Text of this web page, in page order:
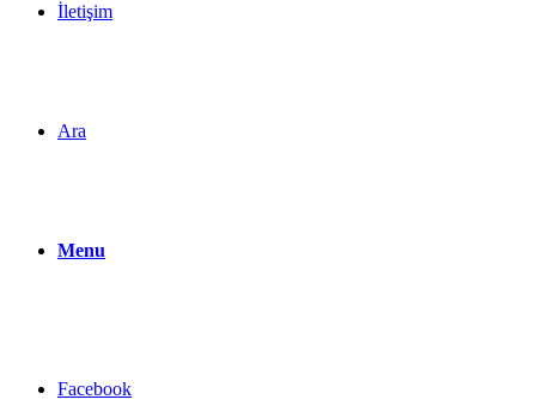
İletişim
Ara
Menu
Facebook